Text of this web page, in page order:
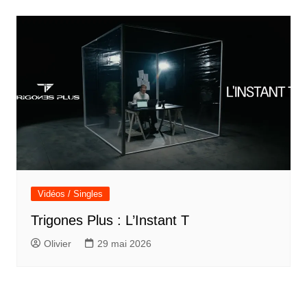
Vidéos / Singles
Trigones Plus : L’Instant T
Olivier 29 mai 2026